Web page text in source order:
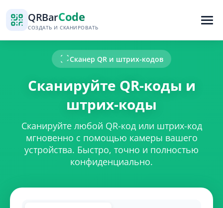
QRBarCode
СОЗДАТЬ И СКАНИРОВАТЬ
Сканер QR и штрих-кодов
Сканируйте QR-коды и
штрих-коды
Сканируйте любой QR-код или штрих-код
мгновенно с помощью камеры вашего
устройства. Быстро, точно и полностью
конфиденциально.